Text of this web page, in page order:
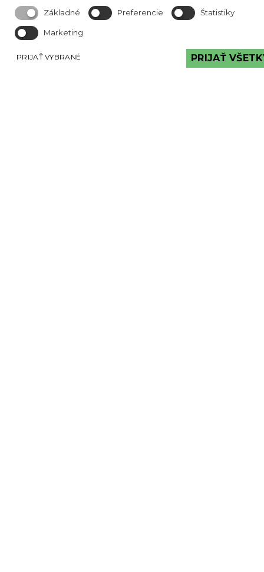
Reklamačný poriadok
Reklamačný protokol
Základné Preferencie Štatistiky
Marketing
PRIJAŤ VYBRANÉ PRIJAŤ